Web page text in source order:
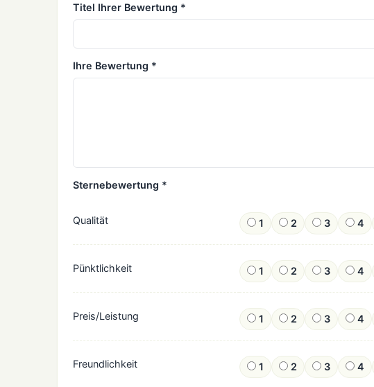
Titel Ihrer Bewertung *
Ihre Bewertung *
Sternebewertung *
Qualität 1 2 3 4
Pünktlichkeit 1 2 3 4
Preis/Leistung 1 2 3 4
Freundlichkeit 1 2 3 4